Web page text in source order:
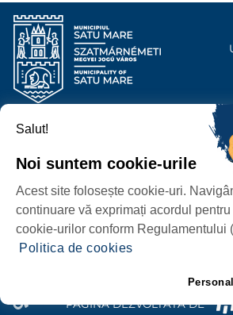
PROTECȚIA DATELOR
PAGINĂ DEZVOLTATĂ DE
PRIMĂRIA
P-ȚA 25 OCTOMBRIE, NR. 1 CORP M,
Salut!
Noi suntem cookie-urile
Acest site folosește cookie-uri.
continuare vă exprimați acordul
cookie-urilor conform Regulamentului
Politica de cookies